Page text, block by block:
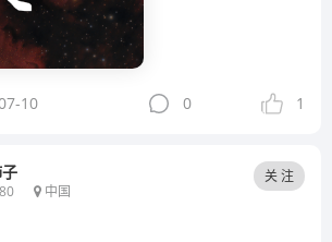
10 0 1
80 中国
关 注